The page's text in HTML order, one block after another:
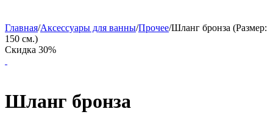
Главная/Аксессуары для ванны/Прочее/Шланг бронза (Размер:
150 см.)
Скидка 30%
Шланг бронза